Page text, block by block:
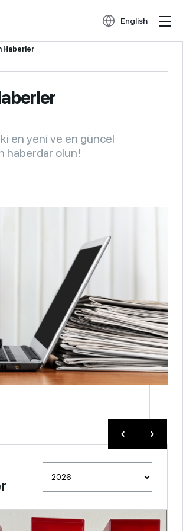
English
Haberler
en yeni ve en güncel
haberdar olun!